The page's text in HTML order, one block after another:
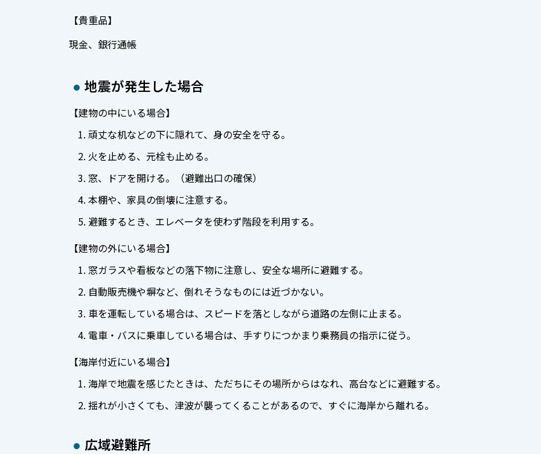
【貴重品】
現金、銀行通帳
地震が発生した場合
【建物の中にいる場合】
頑丈な机などの下に隠れて、身の安全を守る。
火を止める、元栓も止める。
窓、ドアを開ける。（避難出口の確保）
本棚や、家具の倒壊に注意する。
避難するとき、エレベータを使わず階段を利用する。
【建物の外にいる場合】
窓ガラスや看板などの落下物に注意し、安全な場所に避難する。
自動販売機や塀など、倒れそうなものには近づかない。
車を運転している場合は、スピードを落としながら道路の左側に止まる。
電車・バスに乗車している場合は、手すりにつかまり乗務員の指示に従う。
【海岸付近にいる場合】
海岸で地震を感じたときは、ただちにその場所からはなれ、高台などに避難する。
揺れが小さくても、津波が襲ってくることがあるので、すぐに海岸から離れる。
広域避難所